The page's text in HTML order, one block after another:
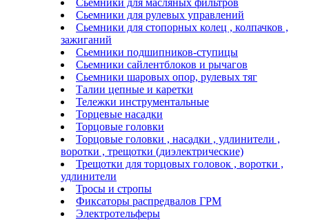
Сьемники для рулевых управлений
Сьемники для стопорных колец , колпачков ,
зажиганий
Сьемники подшипников-ступицы
Сьемники сайлентблоков и рычагов
Сьемники шаровых опор, рулевых тяг
Талии цепные и каретки
Тележки инструментальные
Торцевые насадки
Торцовые головки
Торцовые головки , насадки , удлинители ,
воротки , трещотки (диэлектрические)
Трещотки для торцовых головок , воротки ,
удлинители
Тросы и стропы
Фиксаторы распредвалов ГРМ
Электротельферы